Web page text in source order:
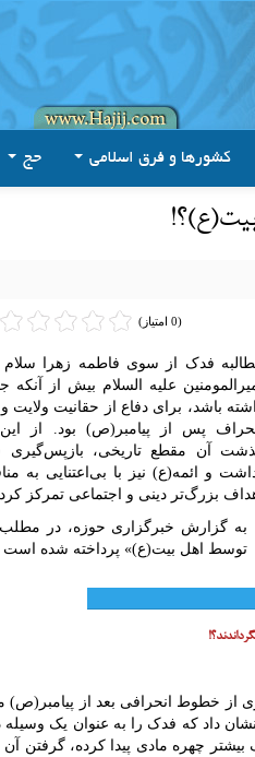
کشورها و فرق اسلامی حج
(0 امتیاز)
فدک از سوی فاطمه زهرا سلام
علیه السلام بیش از آنکه
باشد، برای دفاع از حقانیت ولایت
پس از پیامبر(ص) بود. از
آن مقطع تاریخی،
و ائمه(ع) نیز با بی‌اعتنایی به
بزرگ‌تر دینی و اجتماعی تمرکز
به گزارش خبرگزاری حوزه، در
توسط اهل بیت(ع)» پرداخته شده است
از خطوط انحرافی بعد از
داد که فدک را به عنوان یک وسیله
چهره مادی پیدا کرده، گرفتن آن